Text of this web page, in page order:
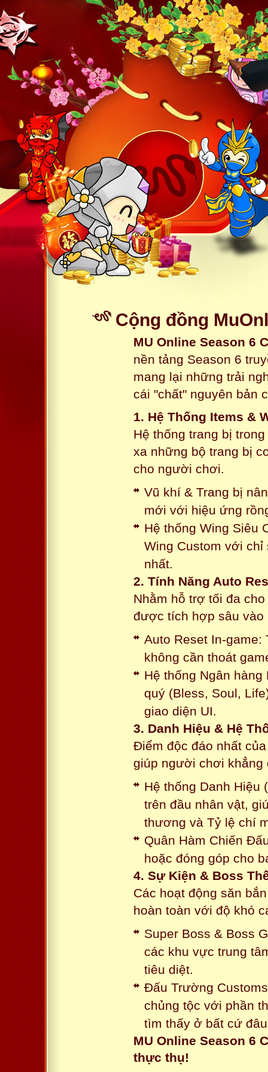
Cộng đồng
MU Online Season 6
nền tảng Season 6
mang lại những trải
cái "chất" nguyên bản
1. Hệ Thống Items &
Hệ thống trang bị
xa những bộ trang bị
cho người chơi.
Vũ khí & Trang bị
mới với hiệu ứng
Hệ thống Wing Siêu
Wing Custom với
nhất.
2. Tính Năng Auto
Nhằm hỗ trợ tối đa
được tích hợp sâu vào
Auto Reset In-game:
không cần thoát
Hệ thống Ngân
quý (Bless, Soul,
giao diện UI.
3. Danh Hiệu & Hệ
Điểm độc đáo nhất
giúp người chơi khẳng
Hệ thống Danh Hiệu
trên đầu nhân vật,
thương và Tỷ lệ chí
Quân Hàm Chiến
hoặc đóng góp cho
4. Sự Kiện & Boss
Các hoạt động săn
hoàn toàn với độ khó
Super Boss & Boss
các khu vực trung
tiêu diệt.
Đấu Trường
chủng tộc với phần
tìm thấy ở bất cứ
MU Online Season 6
thực thụ!